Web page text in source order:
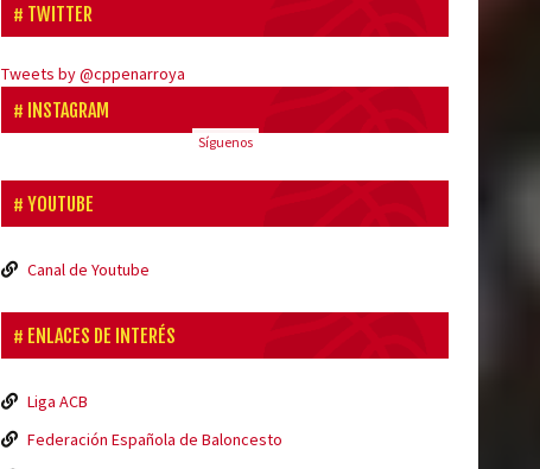
TWITTER
Tweets by @cppenarroya
INSTAGRAM
Síguenos
YOUTUBE
Canal de Youtube
ENLACES DE INTERÉS
Liga ACB
Federación Española de Baloncesto